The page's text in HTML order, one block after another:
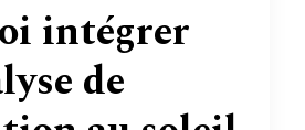
intégrer
de